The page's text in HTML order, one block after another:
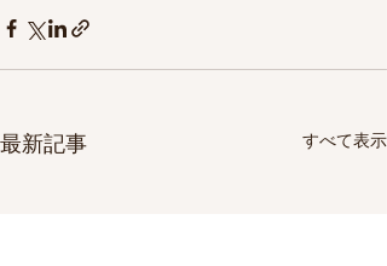
最新記事 すべて表示